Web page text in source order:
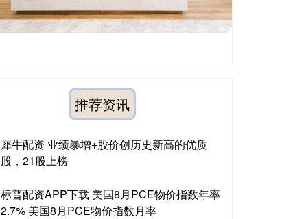
推荐资讯
犀牛配资 业绩暴增+股价创历史新高的优质
股，21股上榜
标普配资APP下载 美国8月PCE物价指数年率
2.7% 美国8月PCE物价指数月率